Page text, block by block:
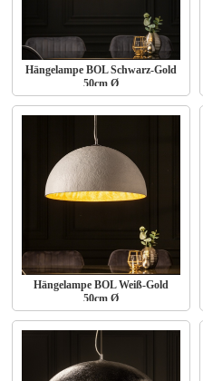
Hängelampe BOL Schwarz-Gold
50cm Ø
Hängelampe BOL Weiß-Gold
50cm Ø